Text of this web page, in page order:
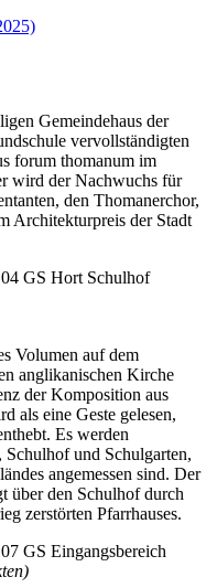
Gemeindehaus der
vervollständigten
forum thomanum im
wird der Nachwuchs für
den Thomanerchor,
Architekturpreis der Stadt
Volumen auf dem
anglikanischen Kirche
der Komposition aus
als eine Geste gelesen,
Es werden
und Schulgarten,
angemessen sind. Der
über den Schulhof durch
zerstörten Pfarrhauses.